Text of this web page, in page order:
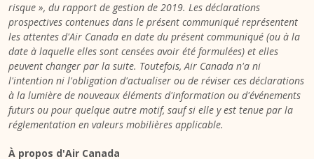
risque », du rapport de gestion de 2019. Les déclarations
prospectives contenues dans le présent communiqué représentent
les attentes d'Air Canada en date du présent communiqué (ou à la
date à laquelle elles sont censées avoir été formulées) et elles
peuvent changer par la suite. Toutefois, Air Canada n'a ni
l'intention ni l'obligation d'actualiser ou de réviser ces déclarations
à la lumière de nouveaux éléments d'information ou d'événements
futurs ou pour quelque autre motif, sauf si elle y est tenue par la
réglementation en valeurs mobilières applicable.
À propos d'Air Canada